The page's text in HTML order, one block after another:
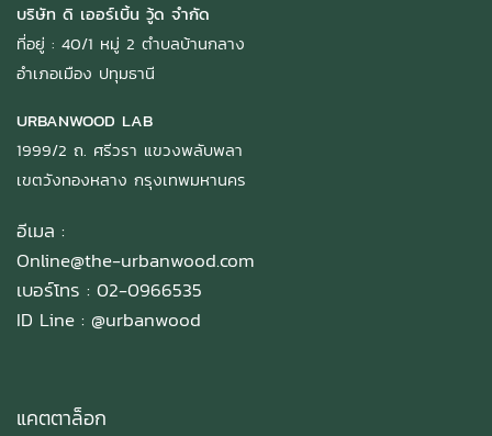
บริษัท ดิ เออร์เบิ้น วู้ด จำกัด
ที่อยู่ : 40/1 หมู่ 2 ตำบลบ้านกลาง
อำเภอเมือง ปทุมธานี
URBANWOOD LAB
1999/2 ถ. ศรีวรา แขวงพลับพลา
เขตวังทองหลาง กรุงเทพมหานคร
อีเมล :
Online@the-urbanwood.com
เบอร์โทร : 02-0966535
ID Line : @urbanwood
แคตตาล็อก